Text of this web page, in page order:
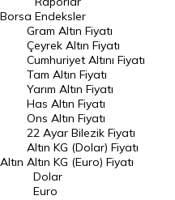
Dünya Borsaları
Raporlar
Endeksler
DÖVİZ
Döviz Kuru
Dolar Kuru
Euro Kuru
Pound Kuru
Borsa Endeksler
Altın
Gram Altın Fiyatı
Çeyrek Altın Fiyatı
Cumhuriyet Altını Fiyatı
Tam Altın Fiyatı
Yarım Altın Fiyatı
Has Altın Fiyatı
Ons Altın Fiyatı
22 Ayar Bilezik Fiyatı
Altın KG (Dolar) Fiyatı
Altın KG (Euro) Fiyatı
Dolar
Euro